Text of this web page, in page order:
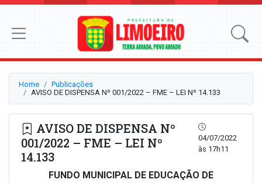
Home
Publicações
AVISO DE DISPENSA Nº 001/2022 – FME – LEI Nº 14.133
AVISO DE DISPENSA Nº
001/2022 – FME – LEI Nº
14.133
04/07/2022
às 17h11
FUNDO MUNICIPAL DE EDUCAÇÃO DE